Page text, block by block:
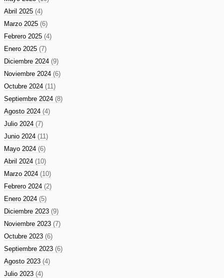
Abril 2025 (4)
Marzo 2025 (6)
Febrero 2025 (4)
Enero 2025 (7)
Diciembre 2024 (9)
Noviembre 2024 (6)
Octubre 2024 (11)
Septiembre 2024 (8)
Agosto 2024 (4)
Julio 2024 (7)
Junio 2024 (11)
Mayo 2024 (6)
Abril 2024 (10)
Marzo 2024 (10)
Febrero 2024 (2)
Enero 2024 (5)
Diciembre 2023 (9)
Noviembre 2023 (7)
Octubre 2023 (6)
Septiembre 2023 (6)
Agosto 2023 (4)
Julio 2023 (4)